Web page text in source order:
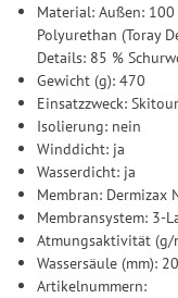
Material: Außen:
Polyurethan (Toray
Details: 85 %
Gewicht (g): 470
Einsatzzweck:
Isolierung: nein
Winddicht: ja
Wasserdicht: ja
Membran: Dermizax
Membransystem: 3-
Atmungsaktivität (g/
Wassersäule (mm):
Artikelnummern: